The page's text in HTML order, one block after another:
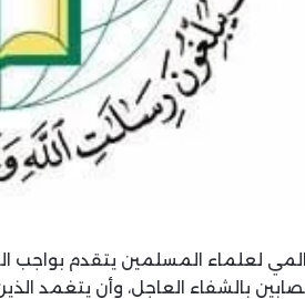
لعلماء المسلمين يتقدم بواجب
بالشفاء العاجل، وأن يتغمد